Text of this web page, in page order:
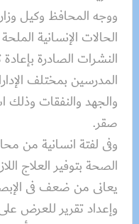
ووجه المحافظ وكيل
الحالات الإنسانية
النشرات الصادرة
المدرسين بمختلف
والجهد والنفقات وذلك
صقر.
وفى لفتة انسانية من
الصحة بتوفير العلاج
يعانى من ضعف فى
وإعداد تقرير للعرض